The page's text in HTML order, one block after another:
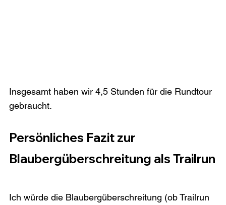
Insgesamt haben wir 4,5 Stunden für die Rundtour
gebraucht.
Persönliches Fazit zur
Blaubergüberschreitung als Trailrun
Ich würde die Blaubergüberschreitung (ob Trailrun